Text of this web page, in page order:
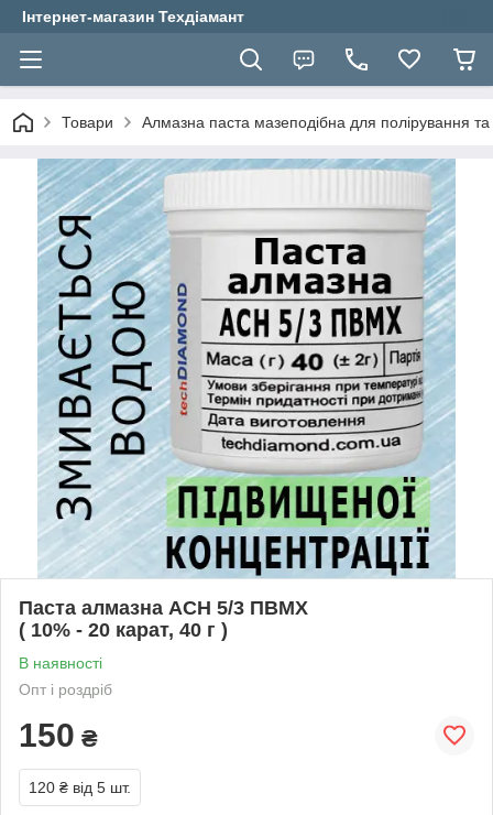
Інтернет-магазин Техдіамант
Товари Алмазна паста мазеподібна для полірування
Паста алмазна АСН 5/3 ПВМХ
( 10% - 20 карат, 40 г )
В наявності
Опт і роздріб
150 ₴
120 ₴ від 5 шт.